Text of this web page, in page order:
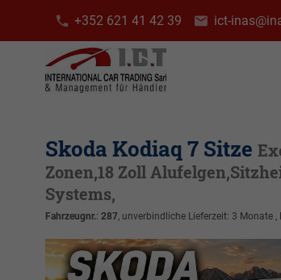
+352 621 41 42 39 ict-
Skoda Kodiaq 7 Sitze
Zonen,18 Zoll
Systems,
Fahrzeugnr.: 287 , unverbindliche Lieferzeit: 3 Monate